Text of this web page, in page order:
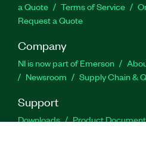
a Quote
Terms of Service
Request a Quote
Company
NI is now part of Emerson
Newsroom
Supply Chain &
Support
Downloads Product